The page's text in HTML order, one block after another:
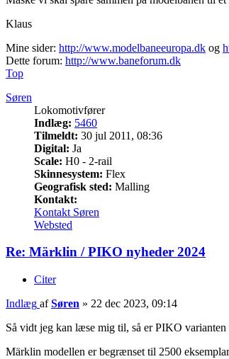
Klaus
Mine sider: http://www.modelbaneeuropa.dk og
Dette forum: http://www.baneforum.dk
Top
Søren
Lokomotivfører
Indlæg: 5460
Tilmeldt: 30 jul 2011, 08:36
Digital: Ja
Scale: H0 - 2-rail
Skinnesystem: Flex
Geografisk sted: Malling
Kontakt:
Kontakt Søren
Websted
Re: Märklin / PIKO nyheder 2024
Citer
Indlæg afSøren » 22 dec 2023, 09:14
Så vidt jeg kan læse mig til, så er PIKO
Märklin modellen er begrænset til 2500